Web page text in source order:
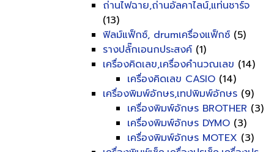
ถ่านไฟฉาย,ถ่านอัลคาไลน์,แท่นชาร์จ
(13)
ฟิลม์แฟ็กซ์, drumเครื่องแฟ็กซ์ (5)
รางปลั๊กเอนกประสงค์ (1)
เครื่องคิดเลข,เครื่องคำนวณเลข (14)
เครื่องคิดเลข CASIO (14)
เครื่องพิมพ์อักษร,เทปพิมพ์อักษร (9)
เครื่องพิมพ์อักษร BROTHER (3)
เครื่องพิมพ์อักษร DYMO (3)
เครื่องพิมพ์อักษร MOTEX (3)